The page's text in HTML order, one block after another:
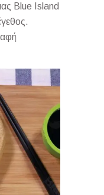
Blue Island
αφή